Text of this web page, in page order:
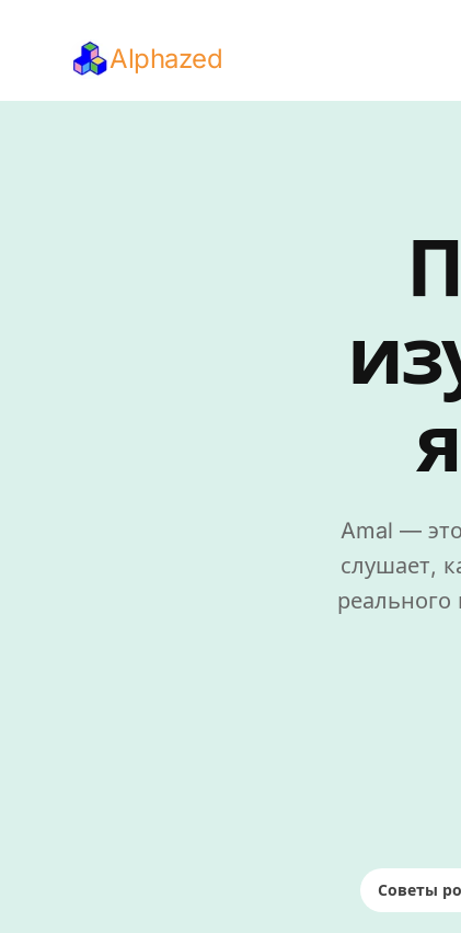
Alphazed
Amal —
слушает,
Советы